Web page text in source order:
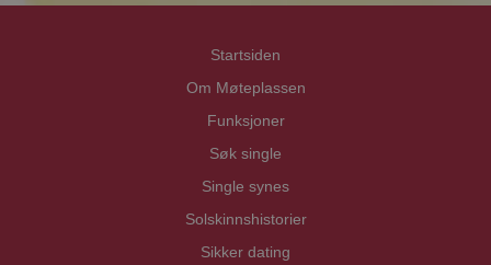
Startsiden
Om Møteplassen
Funksjoner
Søk single
Single synes
Solskinnshistorier
Sikker dating